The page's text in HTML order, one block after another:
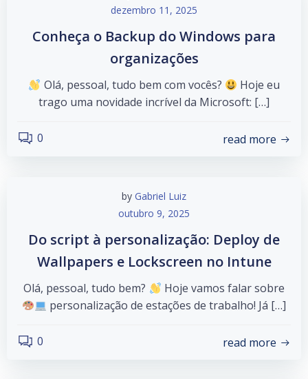
dezembro 11, 2025
Conheça o Backup do Windows para
organizações
Olá, pessoal, tudo bem com vocês?
Hoje eu
trago uma novidade incrível da Microsoft: […]
0 read more
by Gabriel Luiz
outubro 9, 2025
Do script à personalização: Deploy de
Wallpapers e Lockscreen no Intune
Olá, pessoal, tudo bem?
Hoje vamos falar sobre
personalização de estações de trabalho! Já […]
0 read more